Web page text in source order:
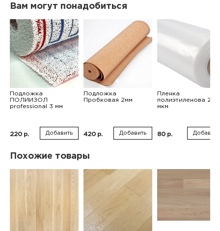
Вам могут понадобиться
Подложка
ПОЛИИЗОЛ
professional 3 мм
220 р. Добавить
Подложка
Пробковая 2мм
420 р. Добавить
Пленка
полиэтиленова 200
мкм
80 р. Добавить
Похожие товары